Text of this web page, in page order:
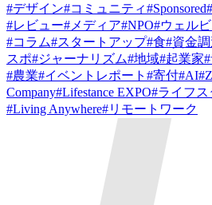
#デザイン#コミュニティ#Sponsored#
#レビュー# メディア#NPO#ウェル
#コラム#スタートアップ#食#資金
スポ#ジャーナリズム#地域#起業家#
#農業#イベントレポート #寄付#AI#
Company#Lifestance EXPO#ライフス
#Living Anywhere#リモートワーク